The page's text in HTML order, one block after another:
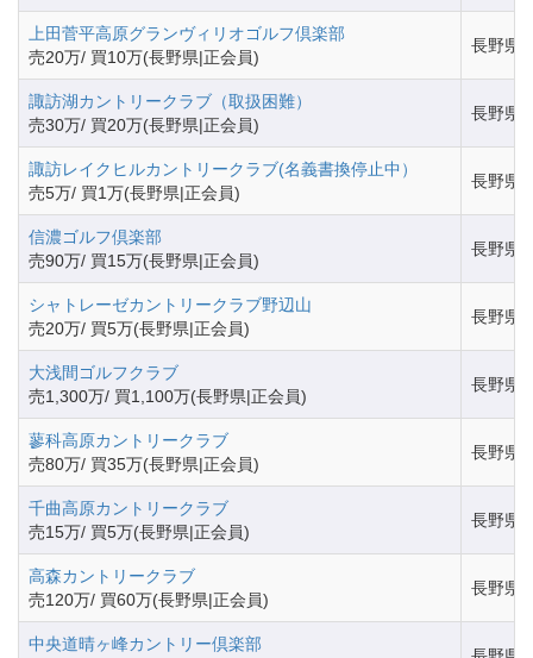
上田菅平高原グランヴィリオゴルフ倶楽部
売20万/ 買10万(長野県|正会員)
長野県
諏訪湖カントリークラブ（取扱困難）
売30万/ 買20万(長野県|正会員)
長野県
諏訪レイクヒルカントリークラブ(名義書換停止中）
売5万/ 買1万(長野県|正会員)
長野県
信濃ゴルフ倶楽部
売90万/ 買15万(長野県|正会員)
長野県
シャトレーゼカントリークラブ野辺山
売20万/ 買5万(長野県|正会員)
長野県
大浅間ゴルフクラブ
売1,300万/ 買1,100万(長野県|正会員)
長野県
蓼科高原カントリークラブ
売80万/ 買35万(長野県|正会員)
長野県
千曲高原カントリークラブ
売15万/ 買5万(長野県|正会員)
長野県
高森カントリークラブ
売120万/ 買60万(長野県|正会員)
長野県
中央道晴ヶ峰カントリー倶楽部